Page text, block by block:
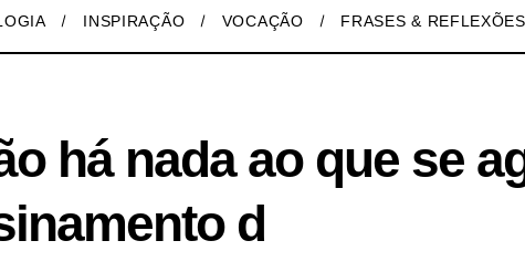
INSPIRAÇÃO VOCAÇÃO FRASES & REFLEXÕES
há nada ao que se
d